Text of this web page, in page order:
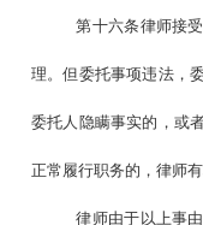
第十六条律师接
理。但委托事项违法，
委托人隐瞒事实的，或
正常履行职务的，律师
律师由于以上事